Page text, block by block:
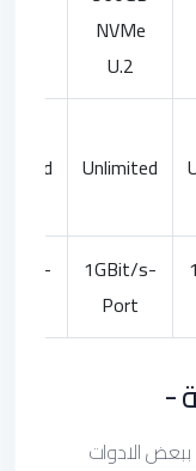
NVMe
U.2
Unlimited
1GBit/s-
Port
s-
-
الادوات